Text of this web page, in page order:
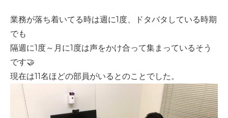
業務が落ち着いてる時は週に1度、ドタバタしている時期
でも
隔週に1度～月に1度は声をかけ合って集まっているそう
です🤝
現在は11名ほどの部員がいるとのことでした。